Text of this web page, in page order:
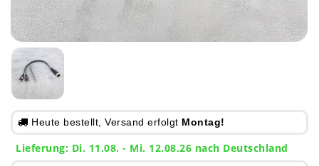
Heute bestellt, Versand erfolgt Montag!
Lieferung: Di. 11.08. - Mi. 12.08.26 nach Deutschland